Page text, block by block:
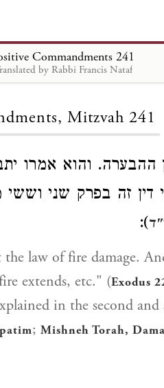
Commandments 241
by Rabbi Francis Nataf
Mitzvah 241
ההבערה. והוא אמרו
דין זה בפרק שני
):
law of fire damage.
extends, etc." (Exodus
in the second
; Mishneh Torah,